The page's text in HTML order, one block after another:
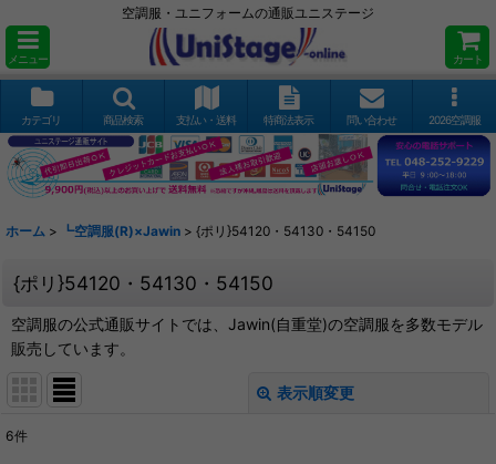
空調服・ユニフォームの通販ユニステージ
メニュー カート
カテゴリ 商品検索 支払い・送料 特商法表示 問い合わせ 2026空調服
ホーム > ┗空調服(R)×Jawin > {ポリ}54120・54130・54150
{ポリ}54120・54130・54150
空調服の公式通販サイトでは、Jawin(自重堂)の空調服を多数モデル
販売しています。
表示順変更
6件